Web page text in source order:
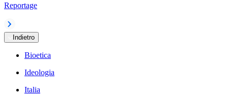
Reportage
Indietro
Bioetica
Ideologia
Italia